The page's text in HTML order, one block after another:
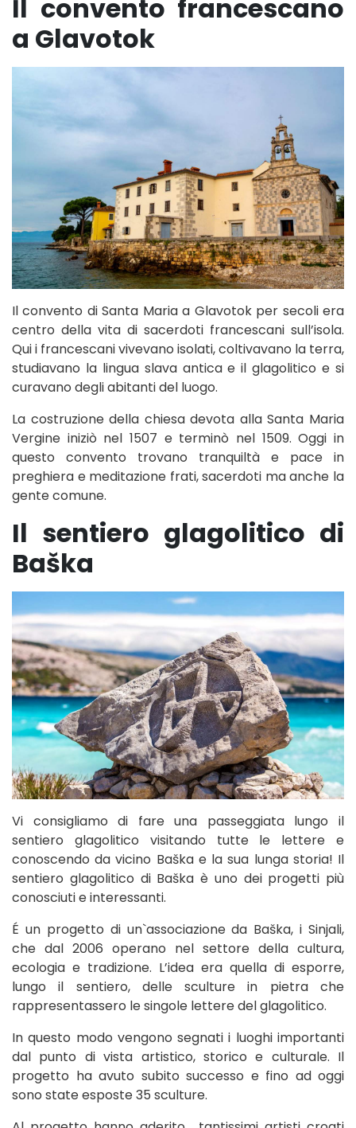
Il convento francescano
a Glavotok
Il convento di Santa Maria a Glavotok per secoli era
centro della vita di sacerdoti francescani sull’isola.
Qui i francescani vivevano isolati, coltivavano la terra,
studiavano la lingua slava antica e il glagolitico e si
curavano degli abitanti del luogo.
La costruzione della chiesa devota alla Santa Maria
Vergine iniziò nel 1507 e terminò nel 1509. Oggi in
questo convento trovano tranquiltà e pace in
preghiera e meditazione frati, sacerdoti ma anche la
gente comune.
Il sentiero glagolitico di
Baška
Vi consigliamo di fare una passeggiata lungo il
sentiero glagolitico visitando tutte le lettere e
conoscendo da vicino Baška e la sua lunga storia! Il
sentiero glagolitico di Baška è uno dei progetti più
conosciuti e interessanti.
É un progetto di un`associazione da Baška, i Sinjali,
che dal 2006 operano nel settore della cultura,
ecologia e tradizione. L’idea era quella di esporre,
lungo il sentiero, delle sculture in pietra che
rappresentassero le singole lettere del glagolitico.
In questo modo vengono segnati i luoghi importanti
dal punto di vista artistico, storico e culturale. Il
progetto ha avuto subito successo e fino ad oggi
sono state esposte 35 sculture.